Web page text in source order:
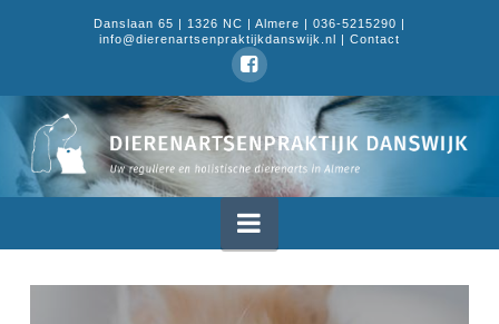
Danslaan 65 | 1326 NC | Almere | 036-5215290 |
info@dierenartsenpraktijkdanswijk.nl | Contact
Dierenartsenpraktijk
Danswijk
Navigation